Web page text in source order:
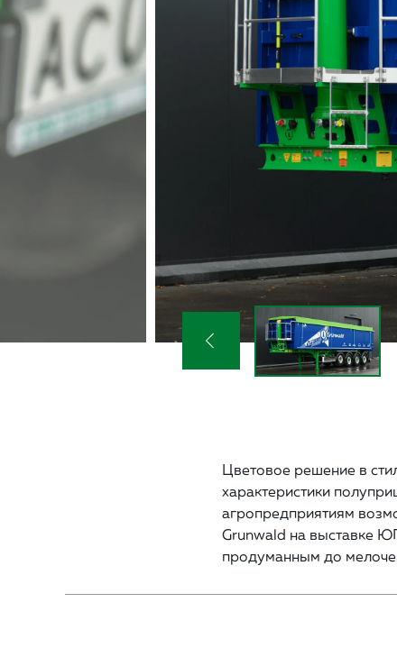
Цветовое решение в
характеристики
агропредприятиям
Grunwald на выставке
продуманным до